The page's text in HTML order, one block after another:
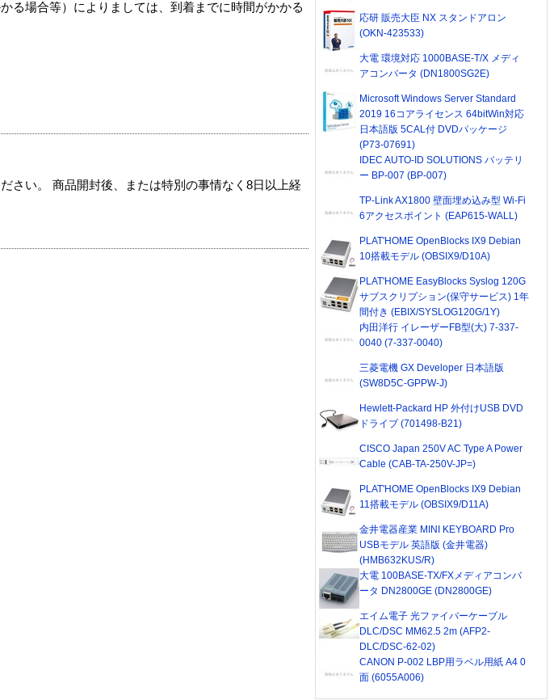
る場合等）によりましては、到着までに時間がかかる
さい。 商品開封後、または特別の事情なく8日以上経
応研 販売大臣 NX スタンドアロン
(OKN-423533)
大電 環境対応 1000BASE-T/X メディ
アコンバータ (DN1800SG2E)
Microsoft Windows Server Standard
2019 16コアライセンス 64bitWin対応
日本語版 5CAL付 DVDパッケージ
(P73-07691)
IDEC AUTO-ID SOLUTIONS バッテリ
ー BP-007 (BP-007)
TP-Link AX1800 壁面埋め込み型 Wi-Fi
6アクセスポイント (EAP615-WALL)
PLAT'HOME OpenBlocks IX9 Debian
10搭載モデル (OBSIX9/D10A)
PLAT'HOME EasyBlocks Syslog 120G
サブスクリプション(保守サービス) 1年
間付き (EBIX/SYSLOG120G/1Y)
内田洋行 イレーザーFB型(大) 7-337-
0040 (7-337-0040)
三菱電機 GX Developer 日本語版
(SW8D5C-GPPW-J)
Hewlett-Packard HP 外付けUSB DVD
ドライブ (701498-B21)
CISCO Japan 250V AC Type A Power
Cable (CAB-TA-250V-JP=)
PLAT'HOME OpenBlocks IX9 Debian
11搭載モデル (OBSIX9/D11A)
金井電器産業 MINI KEYBOARD Pro
USBモデル 英語版 (金井電器)
(HMB632KUS/R)
大電 100BASE-TX/FXメディアコンバ
ータ DN2800GE (DN2800GE)
エイム電子 光ファイバーケーブル
DLC/DSC MM62.5 2m (AFP2-
DLC/DSC-62-02)
CANON P-002 LBP用ラベル用紙 A4 0
面 (6055A006)